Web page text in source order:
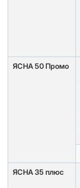
ЯСНА 50 Промо
ЯСНА 35 плюс